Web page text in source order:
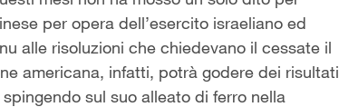
per opera dell’esercito israeliano ed
alle risoluzioni che chiedevano il cessate il
americana, infatti, potrà godere dei risultati
sul suo alleato di ferro nella